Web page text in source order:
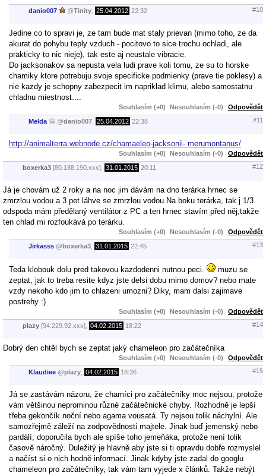
danio007 @Tinity 25.04.2012 22:32 #10
Jedine co to spravi je, ze tam bude mat staly prievan (mimo toho, ze da
akurat do pohybu teply vzduch - pocitovo to sice trochu ochladi, ale
prakticky to nic nieje), tak este aj neustale vibracie.
Do jacksonakov sa nepusta vela ludi prave koli tomu, ze su to horske
chamiky ktore potrebuju svoje specificke podmienky (prave tie poklesy) a
nie kazdy je schopny zabezpecit im napriklad klimu, alebo samostatnu
chladnu miestnost....
Souhlasím (+0) Nesouhlasím (-0) Odpovědět
Melda @danio007 25.04.2012 22:38 #11
http://animalterra.webnode.cz/chamaeleo-jacksonii- merumontanus/
Souhlasím (+0) Nesouhlasím (-0) Odpovědět
boxerka3 [80.188.190.xxx], 31.01.2015 20:11 #12
Já je chovám už 2 roky a na noc jim dávám na dno terárka hrnec se
zmrzlou vodou a 3 pet láhve se zmrzlou vodou.Na boku terárka, tak j 1/3
odspoda mám předělaný ventilátor z PC a ten hrnec stavím před něj,takže
ten chlad mi rozfoukává po terárku.
Souhlasím (+0) Nesouhlasím (-0) Odpovědět
Jirkasss @boxerka3 31.01.2015 22:45 #13
Teda klobouk dolu pred takovou kazdodenni nutnou peci.
muzu se
zeptat, jak to treba resite kdyz jste delsi dobu mimo domov? nebo mate
vzdy nekoho kdo jim to chlazeni umozni? Diky, mam dalsi zajimave
postrehy :)
Souhlasím (+0) Nesouhlasím (-0) Odpovědět
plazy [94.229.92.xxx], 04.02.2015 18:22 #14
Dobrý den chtěl bych se zeptat jaký chameleon pro začátečníka
Souhlasím (+0) Nesouhlasím (-0) Odpovědět
Klaudiee @plazy 04.02.2015 18:36 #15
Já se zastávám názoru, že chamíci pro začátečníky moc nejsou, protože
vám většinou neprominou různé začátečnické chyby. Rozhodně je lepší
třeba gekončík noční nebo agama vousatá. Ty nejsou tolik náchylní. Ale
samozřejmě záleží na zodpovědnosti majtele. Jinak buď jemenský nebo
pardálí, doporučila bych ale spíše toho jemeňáka, protože není tolik
časově náročný. Duležitý je hlavně aby jste si ti opravdu dobře rozmyslel
a načíst si o nich hodně informací. Jinak kdyby jste zadal do googlu
chameleon pro začátečníky, tak vám tam vyjede x článků. Takže nebýt